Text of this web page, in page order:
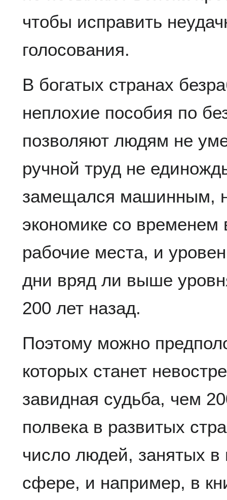
чтобы исправить
голосования.
В богатых странах
неплохие пособия по
позволяют людям не
ручной труд не
замещался машинным,
экономике со временем
рабочие места, и
дни вряд ли выше
200 лет назад.
Поэтому можно
которых станет
завидная судьба, чем
полвека в развитых
число людей, занятых в
сфере, и например, в